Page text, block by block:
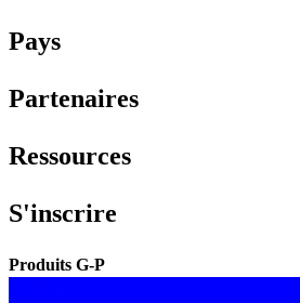
Pays​​
Partenaires​​
Ressources​​
S'inscrire​​
Produits G-P​​